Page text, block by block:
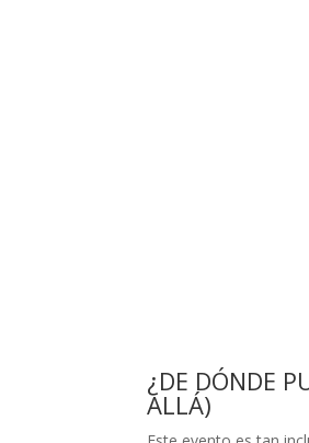
¿DE DÓNDE
ALLÁ)